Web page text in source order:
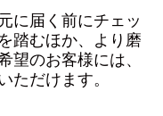
に届く前にチェッ
踏むほか、より磨
望のお客様には、
ただけます。